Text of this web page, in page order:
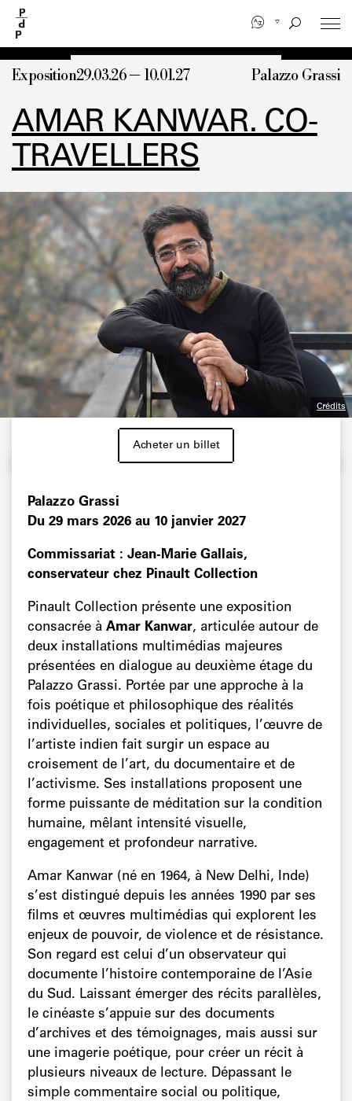
contenu
principal
Exposition29.03.26 — 10.01.27 Palazzo Grassi
AMAR KANWAR. CO-
TRAVELLERS
Acheter un billet
Crédits
Palazzo Grassi
Du 29 mars 2026 au 10 janvier 2027
Commissariat : Jean-Marie Gallais,
conservateur chez Pinault Collection
Pinault Collection présente une exposition
consacrée à Amar Kanwar, articulée autour de
deux installations multimédias majeures
présentées en dialogue au deuxième étage du
Palazzo Grassi. Portée par une approche à la
fois poétique et philosophique des réalités
individuelles, sociales et politiques, l’œuvre de
l’artiste indien fait surgir un espace au
croisement de l’art, du documentaire et de
l’activisme. Ses installations proposent une
forme puissante de méditation sur la condition
humaine, mêlant intensité visuelle,
engagement et profondeur narrative.
Amar Kanwar (né en 1964, à New Delhi, Inde)
s’est distingué depuis les années 1990 par ses
films et œuvres multimédias qui explorent les
enjeux de pouvoir, de violence et de résistance.
Son regard est celui d’un observateur qui
documente l’histoire contemporaine de l’Asie
du Sud. Laissant émerger des récits parallèles,
le cinéaste s’appuie sur des documents
d’archives et des témoignages, mais aussi sur
une imagerie poétique, pour créer un récit à
plusieurs niveaux de lecture. Dépassant le
simple commentaire social ou politique,